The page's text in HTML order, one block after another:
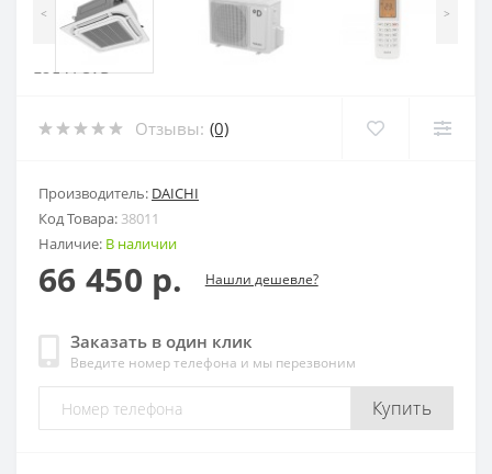
< >
Отзывы: (0)
Производитель: DAICHI
Код Товара: 38011
Наличие: В наличии
66 450 р. Нашли дешевле?
Заказать в один клик
Введите номер телефона и мы перезвоним
Купить